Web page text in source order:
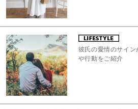
彼氏の愛情のサイ
や行動をご紹介